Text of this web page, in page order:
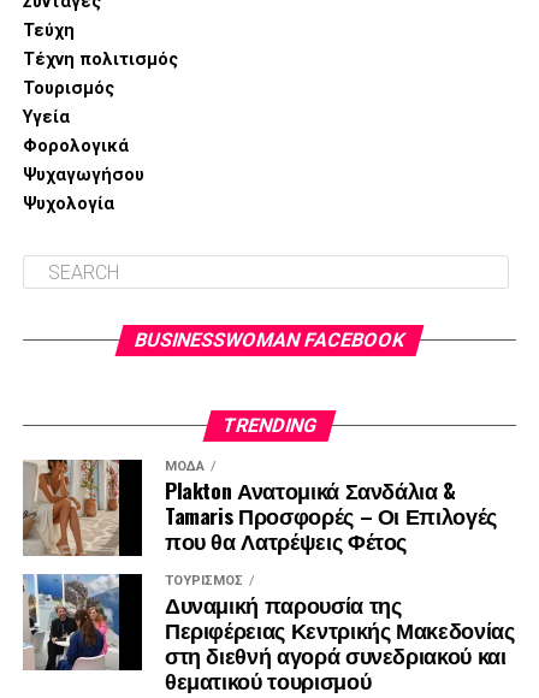
Περισσότερες πληροφορίες:
Υπεύθυνη επικοινωνίας,
Τεύχη
Τέχνη πολιτισμός
Τουρισμός
Υγεία
Φορολογικά
Ψυχαγωγήσου
Ψυχολογία
BUSINESSWOMAN FACEBOOK
TRENDING
ΜΌΔΑ
Plakton Ανατομικά Σανδάλια &
Tamaris Προσφορές – Οι Επιλογές
που θα Λατρέψεις Φέτος
ΤΟΥΡΙΣΜΌΣ
Δυναμική παρουσία της
Περιφέρειας Κεντρικής Μακεδονίας
στη διεθνή αγορά συνεδριακού και
θεματικού τουρισμού